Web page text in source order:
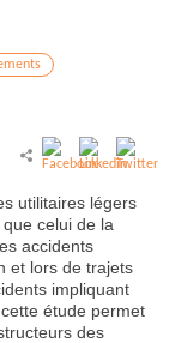
utilitaires légers
celui de la
accidents
et lors de trajets
impliquant
étude permet
des